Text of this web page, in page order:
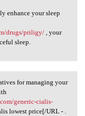
enhance your sleep
drugs/priligy/, your
sleep.
for managing your
generic-cialis-
lowest price[/URL - .